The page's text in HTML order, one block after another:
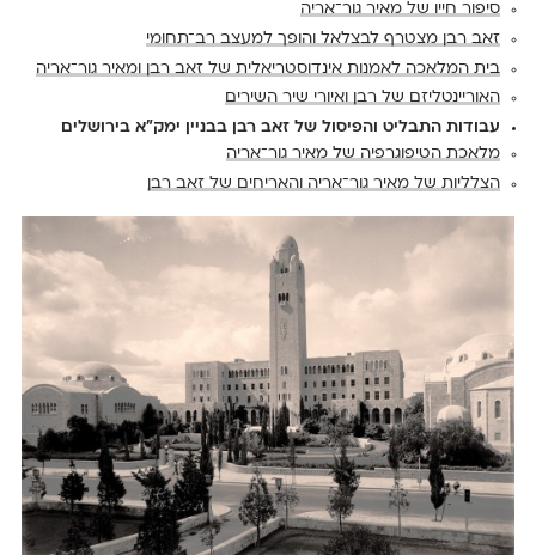
סיפור חייו של מאיר גור־אריה
זאב רבן מצטרף לבצלאל והופך למעצב רב־תחומי
בית המלאכה לאמנות אינדוסטריאלית של זאב רבן ומאיר גור־אריה
האוריינטליזם של רבן ואיורי שיר השירים
עבודות התבליט והפיסול של זאב רבן בבניין ימק״א בירושלים
מלאכת הטיפוגרפיה של מאיר גור־אריה
הצלליות של מאיר גור־אריה והאריחים של זאב רבן